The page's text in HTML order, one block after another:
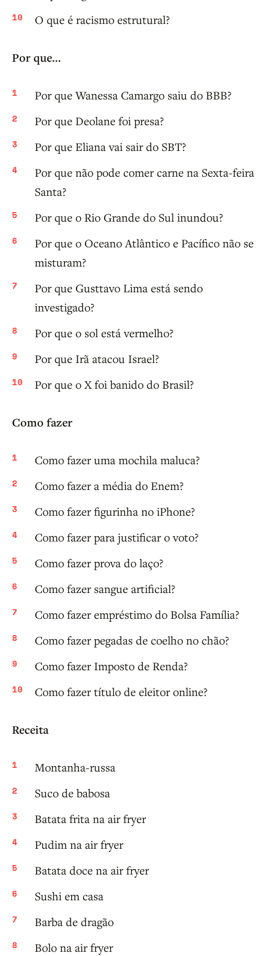
O que é racismo estrutural?
Por que...
Por que Wanessa Camargo saiu do BBB?
Por que Deolane foi presa?
Por que Eliana vai sair do SBT?
Por que não pode comer carne na Sexta-feira
Santa?
Por que o Rio Grande do Sul inundou?
Por que o Oceano Atlântico e Pacífico não se
misturam?
Por que Gusttavo Lima está sendo
investigado?
Por que o sol está vermelho?
Por que Irã atacou Israel?
Por que o X foi banido do Brasil?
Como fazer
Como fazer uma mochila maluca?
Como fazer a média do Enem?
Como fazer figurinha no iPhone?
Como fazer para justificar o voto?
Como fazer prova do laço?
Como fazer sangue artificial?
Como fazer empréstimo do Bolsa Família?
Como fazer pegadas de coelho no chão?
Como fazer Imposto de Renda?
Como fazer título de eleitor online?
Receita
Montanha-russa
Suco de babosa
Batata frita na air fryer
Pudim na air fryer
Batata doce na air fryer
Sushi em casa
Barba de dragão
Bolo na air fryer